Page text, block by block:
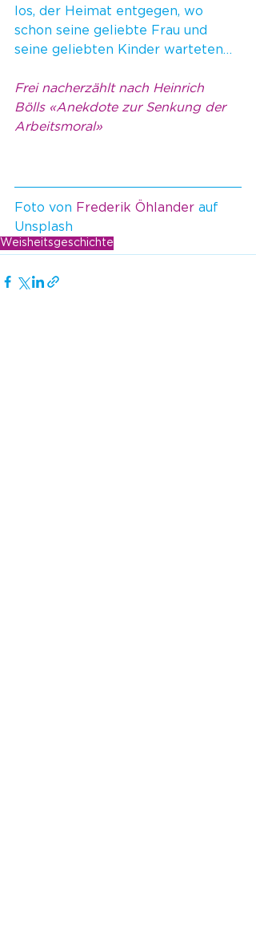
los, der Heimat entgegen, wo
schon seine geliebte Frau und
seine geliebten Kinder warteten…
Frei nacherzählt nach Heinrich
Bölls «Anekdote zur Senkung der
Arbeitsmoral»
Foto von Frederik Öhlander auf
Unsplash
Weisheitsgeschichte